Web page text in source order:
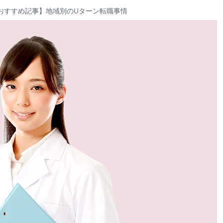
すすめ記事】 地域別のUターン転職事情